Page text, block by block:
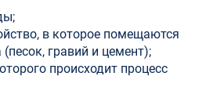
в которое помещаются
гравий и цемент);
происходит процесс